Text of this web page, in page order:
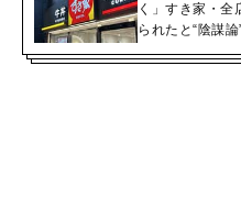
く」すき家・全
られたと“陰謀論